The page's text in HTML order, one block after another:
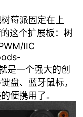
莓派固定在上
这个扩展板：树
IIC
是一个强大的创
盘、蓝牙鼠标，
便携用了。